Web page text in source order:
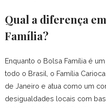
Qual a diferença
Família?
Enquanto o Bolsa Família é
todo o Brasil, o Família
de Janeiro e atua como um
desigualdades locais com